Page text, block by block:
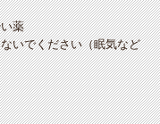
薬
いでください（眠気など